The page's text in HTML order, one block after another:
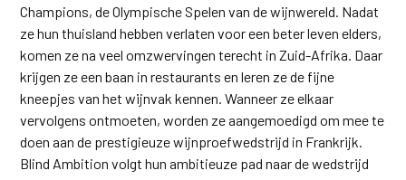
Champions, de Olympische Spelen van de wijnwereld. Nadat
ze hun thuisland hebben verlaten voor een beter leven elders,
komen ze na veel omzwervingen terecht in Zuid-Afrika. Daar
krijgen ze een baan in restaurants en leren ze de fijne
kneepjes van het wijnvak kennen. Wanneer ze elkaar
vervolgens ontmoeten, worden ze aangemoedigd om mee te
doen aan de prestigieuze wijnproefwedstrijd in Frankrijk.
Blind Ambition volgt hun ambitieuze pad naar de wedstrijd